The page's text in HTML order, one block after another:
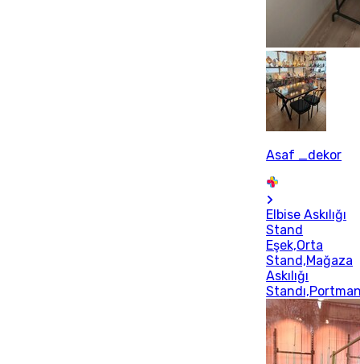
Asaf _dekor
Elbise Askılığı
Stand
Eşek,Orta
Stand,Mağaza
Askılığı